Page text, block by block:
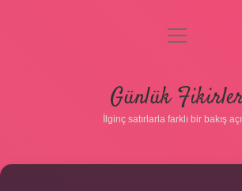
Gizlilik Politikası
menüyü
Günlük
İlginç satırlarla farklı bir bakış